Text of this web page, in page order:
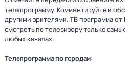
телепрограмму. Комментируйте и
другими зрителями. ТВ программа
смотреть по телевизору только
любых каналах.
Телепрограмма по городам: